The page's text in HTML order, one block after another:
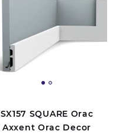
SX157 SQUARE Orac
Axxent Orac Decor